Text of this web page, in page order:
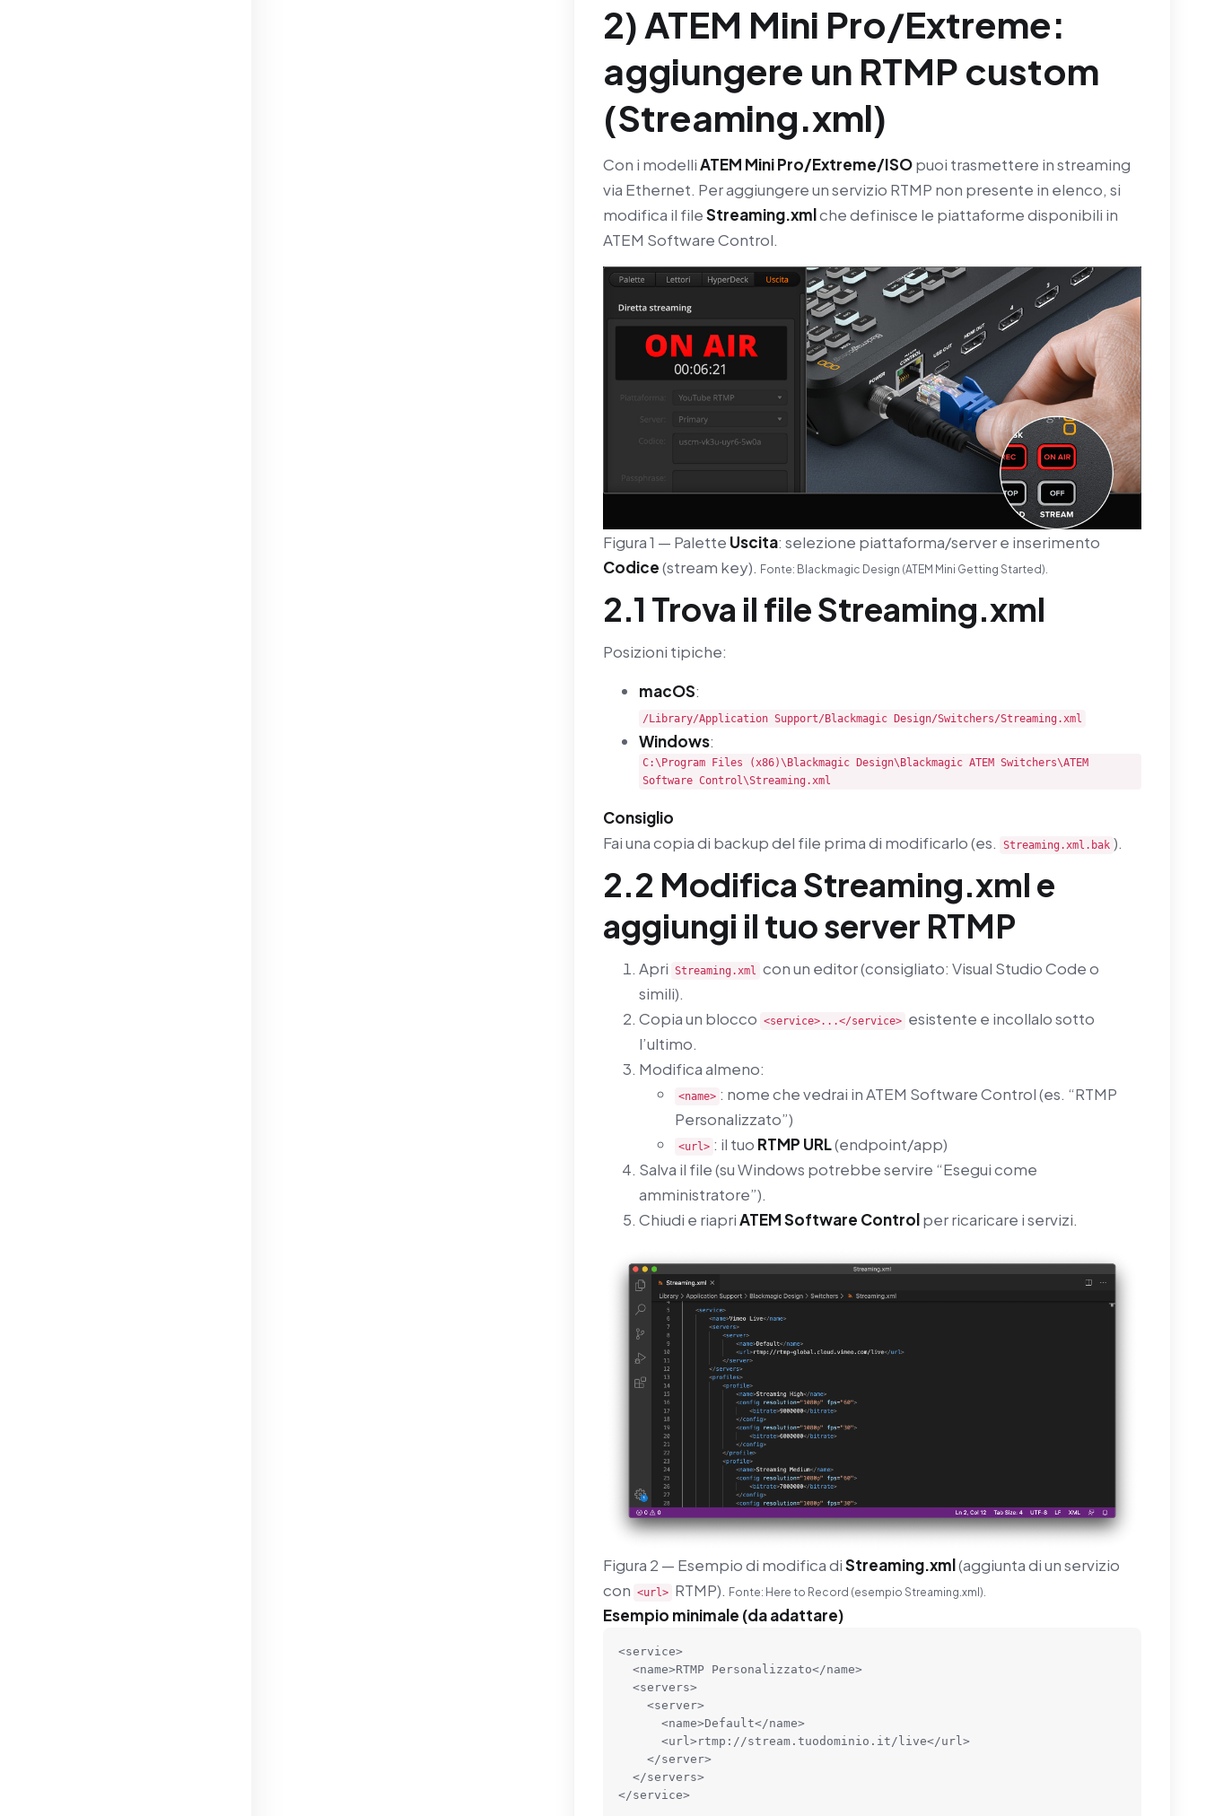
2) ATEM Mini Pro/Extreme:
aggiungere un RTMP custom
(Streaming.xml)
Con i modelliATEM Mini Pro/Extreme/ISOpuoi trasmettere in streaming
via Ethernet. Per aggiungere un servizio RTMP non presente in elenco, si
modifica il fileStreaming.xmlche definisce le piattaforme disponibili in
ATEM Software Control.
Figura 1 — Palette Uscita: selezione piattaforma/server e inserimento
Codice(stream key). Fonte: Blackmagic Design (ATEM Mini Getting Started).
2.1 Trova il file Streaming.xml
Posizioni tipiche:
macOS:
/Library/Application Support/Blackmagic Design/Switchers/Streaming.xml
Windows:
C:\Program Files (x86)\Blackmagic Design\Blackmagic ATEM Switchers\ATEM
Software Control\Streaming.xml
Consiglio
Fai una copia di backup del file prima di modificarlo (es.
Streaming.xml.bak ).
2.2 Modifica Streaming.xml e
aggiungi il tuo server RTMP
Apri Streaming.xml con un editor (consigliato: Visual Studio Code o
simili).
Copia un blocco <service>...</service> esistente e incollalo sotto
l’ultimo.
Modifica almeno:
<name> : nome che vedrai in ATEM Software Control (es. “RTMP
Personalizzato”)
<url> : il tuo RTMP URL(endpoint/app)
Salva il file (su Windows potrebbe servire “Esegui come
amministratore”).
Chiudi e riapriATEM Software Controlper ricaricare i servizi.
Figura 2 — Esempio di modifica diStreaming.xml(aggiunta di un servizio
con <url> RTMP). Fonte: Here to Record (esempio Streaming.xml).
Esempio minimale (da adattare)
<service>
</service>